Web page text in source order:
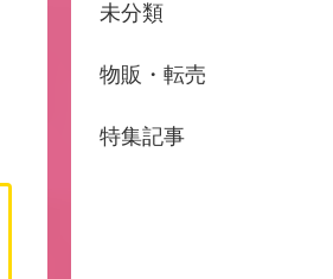
未分類
物販・転売
特集記事